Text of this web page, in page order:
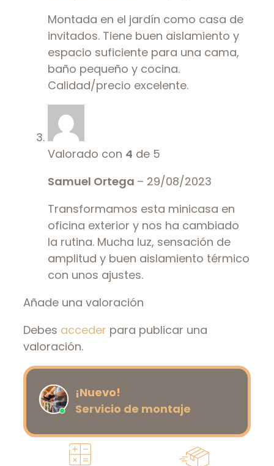
Montada en el jardín como casa de
invitados. Tiene buen aislamiento y
espacio suficiente para una cama,
baño pequeño y cocina.
Calidad/precio excelente.
Valorado con 4 de 5
Samuel Ortega – 29/08/2023
Transformamos esta minicasa en
oficina exterior y nos ha cambiado
la rutina. Mucha luz, sensación de
amplitud y buen aislamiento térmico
con unos ajustes.
Añade una valoración
Debes acceder para publicar una
valoración.
¡Nuevo!
Servicio de montaje